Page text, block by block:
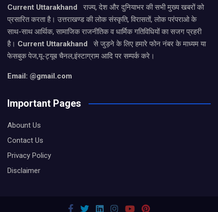
Current Uttarakhand
राज्य, देश और दुनियाभर की सभी मुख्य खबरों को
प्रसारित करता है। उत्तराखण्ड की लोक संस्कृति, विरासतों, लोक परंपराओ के
साथ-साथ आर्थिक, सामाजिक राजनीतिक व धार्मिक गतिविधियों का सजग प्रहरी
है। Current Uttarakhand
से जुड़ने के लिए हमारे फोन नंबर के माध्यम या
फेसबुक पेज,यू-ट्यूब चैनल,इंस्टाग्राम आदि पर सम्पर्क करे।
Email: @gmail.com
Important Pages
Abount Us
Contact Us
Privacy Policy
Disclaimer